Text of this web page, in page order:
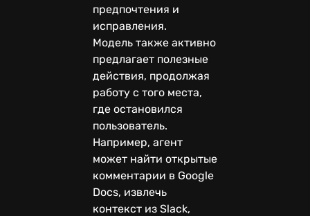
предпочтения и
исправления.
Модель также активно
предлагает полезные
действия, продолжая
работу с того места,
где остановился
пользователь.
Например, агент
может найти открытые
комментарии в Google
Docs, извлечь
контекст из Slack,